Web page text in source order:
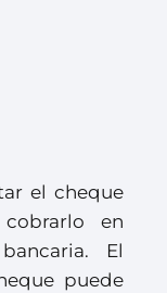
el cheque
en
El
puede